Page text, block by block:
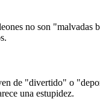
no son "malvadas
de "divertido" o
una estupidez.